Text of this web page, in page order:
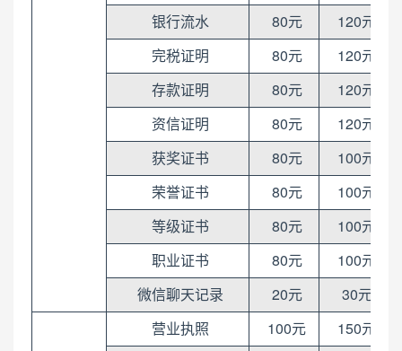
银行流水
80元
120元
完税证明
80元
120元
存款证明
80元
120元
资信证明
80元
120元
获奖证书
80元
100元
荣誉证书
80元
100元
等级证书
80元
100元
职业证书
80元
100元
微信聊天记录
20元 30元
营业执照 100元
150元